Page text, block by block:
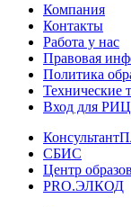
Компания
Контакты
Работа у нас
Правовая
Политика
Технические
Вход для РИЦ
СБИС
Центр
PRO.ЭЛКОД